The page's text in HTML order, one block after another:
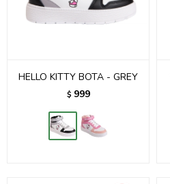
HELLO KITTY BOTA - GREY
$ 999